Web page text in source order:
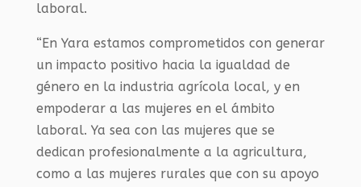
laboral.
“En Yara estamos comprometidos con generar
un impacto positivo hacia la igualdad de
género en la industria agrícola local, y en
empoderar a las mujeres en el ámbito
laboral. Ya sea con las mujeres que se
dedican profesionalmente a la agricultura,
como a las mujeres rurales que con su apoyo